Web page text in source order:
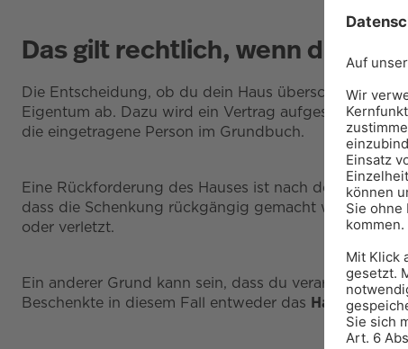
Das gilt rechtlich, wenn du
Die Entscheidung, ob du dein Haus überschreibst,
Eigentum ab. Dazu wird ein Vertrag aufgesetzt, in
die eingetragene Person im Grundbuch.
Eine Rückforderung des Hauses ist nach den
dass die Schenkung rückgängig gemacht werden
oder verletzt.
Ein anderer Grund kann sein, dass du verarmst und
Beschenkte in diesem Fall entweder das Haus